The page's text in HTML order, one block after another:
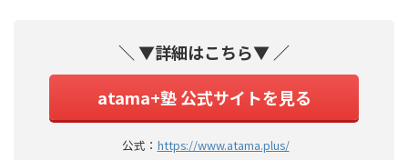
＼ ▼詳細はこちら▼ ／
atama+塾 公式サイトを見る
公式： https://www.atama.plus/